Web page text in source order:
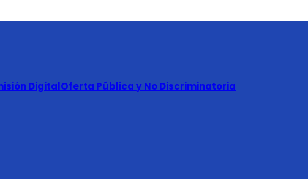
DigitalOferta Pública y No Discriminatoria